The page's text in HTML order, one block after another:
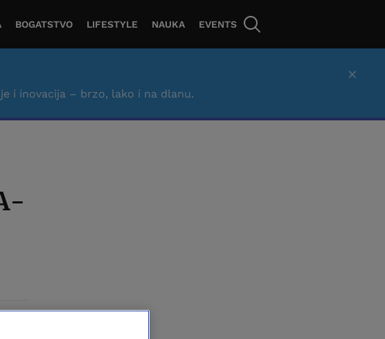
BOGATSTVO LIFESTYLE NAUKA EVENTS
i inovacija – brzo, lako i na dlanu.
×